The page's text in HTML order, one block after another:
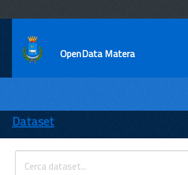
OpenData Matera
ENTI
TEMI
INFORMAZIONI
Dataset